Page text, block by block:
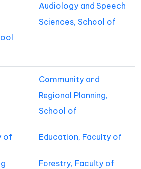
Audiology and Speech
Sciences, School of
Community and
Regional Planning,
School of
of Education, Faculty of
Forestry, Faculty of